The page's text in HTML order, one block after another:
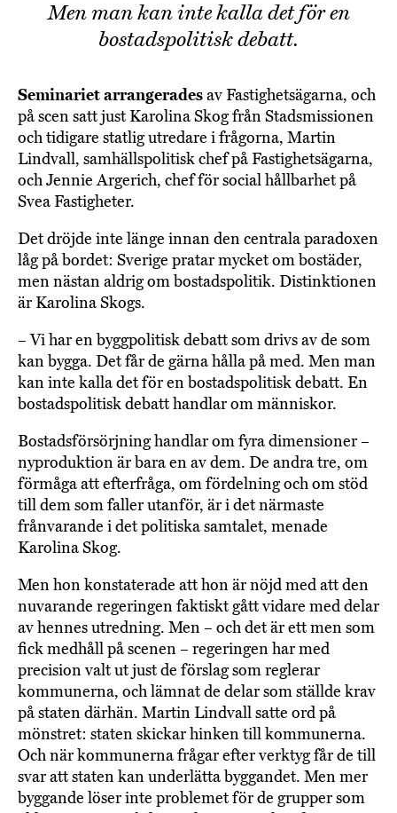
Men man kan inte kalla det för en
bostadspolitisk debatt.
Seminariet arrangeradesav Fastighetsägarna, och
på scen satt just Karolina Skog från Stadsmissionen
och tidigare statlig utredare i frågorna, Martin
Lindvall, samhällspolitisk chef på Fastighetsägarna,
och Jennie Argerich, chef för social hållbarhet på
Svea Fastigheter.
Det dröjde inte länge innan den centrala paradoxen
låg på bordet: Sverige pratar mycket om bostäder,
men nästan aldrig om bostadspolitik. Distinktionen
är Karolina Skogs.
– Vi har en byggpolitisk debatt som drivs av de som
kan bygga. Det får de gärna hålla på med. Men man
kan inte kalla det för en bostadspolitisk debatt. En
bostadspolitisk debatt handlar om människor.
Bostadsförsörjning handlar om fyra dimensioner –
nyproduktion är bara en av dem. De andra tre, om
förmåga att efterfråga, om fördelning och om stöd
till dem som faller utanför, är i det närmaste
frånvarande i det politiska samtalet, menade
Karolina Skog.
Men hon konstaterade att hon är nöjd med att den
nuvarande regeringen faktiskt gått vidare med delar
av hennes utredning. Men – och det är ett men som
fick medhåll på scenen – regeringen har med
precision valt ut just de förslag som reglerar
kommunerna, och lämnat de delar som ställde krav
på staten därhän. Martin Lindvall satte ord på
mönstret: staten skickar hinken till kommunerna.
Och när kommunerna frågar efter verktyg får de till
svar att staten kan underlätta byggandet. Men mer
byggande löser inte problemet för de grupper som